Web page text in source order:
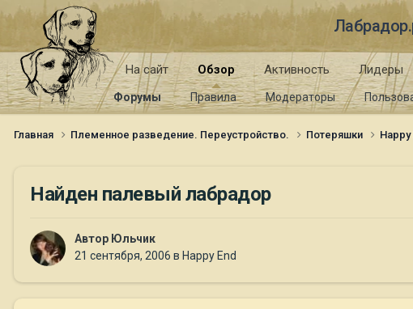
На сайт Обзор
Форумы Правила Модераторы
Активность Лидеры
Главная Племенное разведение. Переустройство. Потеряшки Happy
Найден палевый лабрадор
Автор Юльчик
21 сентября, 2006 в Happy End